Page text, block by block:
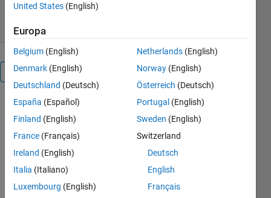
30 giu 2020
Panoramica
It is a
Bracketing
Numerical
method on
finding the
roots of a
function. It
United States (English)
Europa
Belgium (English)
Denmark (English)
Deutschland (Deutsch)
España (Español)
Finland (English)
France (Français)
Ireland (English)
Italia (Italiano)
Luxembourg (English)
Netherlands (English)
Norway (English)
Österreich (Deutsch)
Portugal (English)
Sweden (English)
Switzerland
Deutsch
English
Français